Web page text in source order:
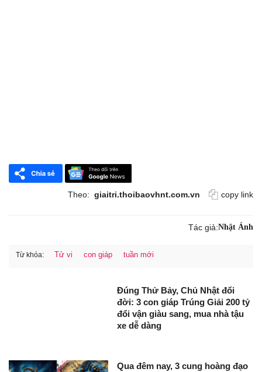
Theo: giaitri.thoibaovhnt.com.vn copy link
Tác giả:Nhật Ánh
Từ khóa: Tử vi con giáp tuần mới
Đúng Thử Bảy, Chủ Nhật đổi
đời: 3 con giáp Trúng Giải 200 tỷ
đổi vận giàu sang, mua nhà tậu
xe dễ dàng
Qua đêm nay, 3 cung hoàng đạo